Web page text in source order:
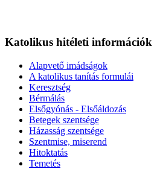
Katolikus hitéleti információk
Alapvető imádságok
A katolikus tanítás formulái
Keresztség
Bérmálás
Elsőgyónás - Elsőáldozás
Betegek szentsége
Házasság szentsége
Szentmise, miserend
Hitoktatás
Temetés